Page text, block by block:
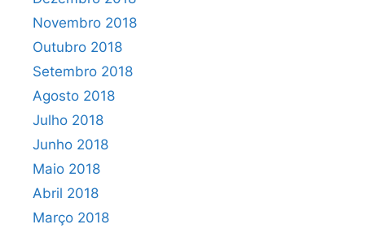
Novembro 2018
Outubro 2018
Setembro 2018
Agosto 2018
Julho 2018
Junho 2018
Maio 2018
Abril 2018
Março 2018